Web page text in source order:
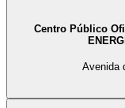
Centro Público
Avenida